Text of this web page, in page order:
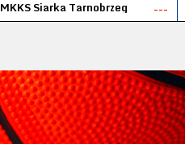
MKKS Siarka Tarnobrzeg
---